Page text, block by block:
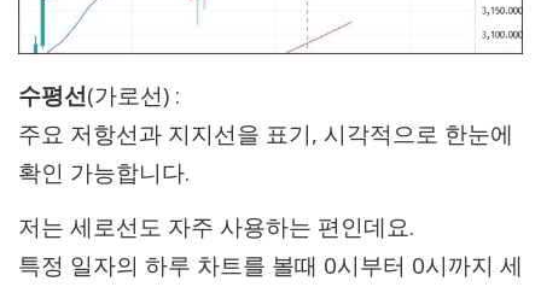
수평선(가로선) :
주요 저항선과 지지선을 표기, 시각적으로 한눈에
확인 가능합니다.
저는 세로선도 자주 사용하는 편인데요.
특정 일자의 하루 차트를 볼때 0시부터 0시까지 세